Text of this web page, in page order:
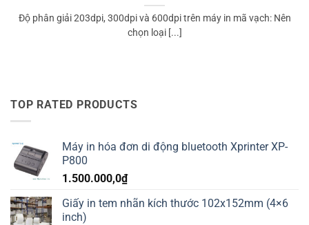
Độ phân giải 203dpi, 300dpi và 600dpi trên máy in mã vạch: Nên
chọn loại [...]
TOP RATED PRODUCTS
Máy in hóa đơn di động bluetooth Xprinter XP-
P800
1.500.000,0₫
Giấy in tem nhãn kích thước 102x152mm (4×6
inch)